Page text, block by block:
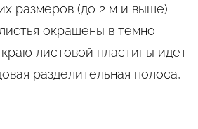
размеров (до 2 м и выше).
окрашены в темно-
листовой пластины идет
разделительная полоса,